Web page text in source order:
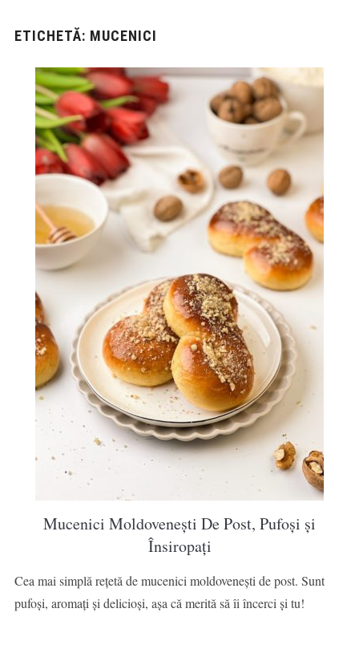
ETICHETĂ: MUCENICI
Mucenici Moldovenești De Post, Pufoși și
Însiropați
Cea mai simplă rețetă de mucenici moldovenești de post. Sunt
pufoși, aromați și delicioși, așa că merită să îi încerci și tu!